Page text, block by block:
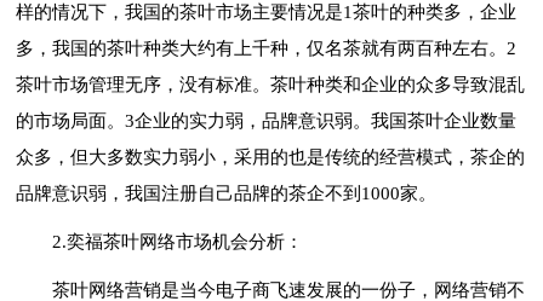
样的情况下，我国的茶叶市场主要情况是1茶叶的种类多，企业
多，我国的茶叶种类大约有上千种，仅名茶就有两百种左右。2
茶叶市场管理无序，没有标准。茶叶种类和企业的众多导致混乱
的市场局面。3企业的实力弱，品牌意识弱。我国茶叶企业数量
众多，但大多数实力弱小，采用的也是传统的经营模式，茶企的
品牌意识弱，我国注册自己品牌的茶企不到1000家。
2.奕福茶叶网络市场机会分析：
茶叶网络营销是当今电子商飞速发展的一份子，网络营销不